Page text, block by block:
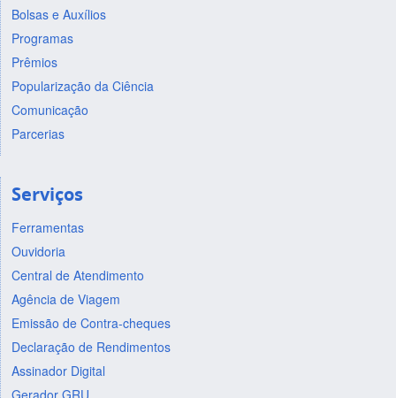
Bolsas e Auxílios
Programas
Prêmios
Popularização da Ciência
Comunicação
Parcerias
Serviços
Ferramentas
Ouvidoria
Central de Atendimento
Agência de Viagem
Emissão de Contra-cheques
Declaração de Rendimentos
Assinador Digital